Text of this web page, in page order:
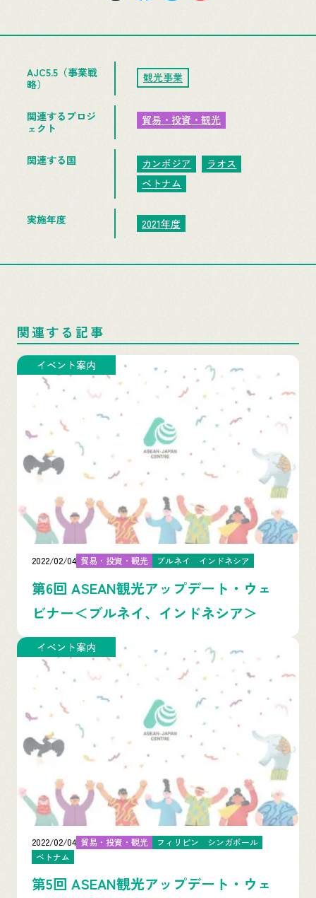
AJC5.5（事業戦
略）
観光事業
関連するプロジ
ェクト
貿易・投資・観光
関連する国 カンボジア
ラオス
ベトナム
実施年度 2021年度
関連する記事
イベント案内
2022/02/04 貿易・投資・観光 ブルネイ インドネシア
第6回 ASEAN観光アップデート・ウェ
ビナー＜ブルネイ、インドネシア＞
イベント案内
2022/02/04 貿易・投資・観光 フィリピン
シンガポール
ベトナム
第5回 ASEAN観光アップデート・ウェ